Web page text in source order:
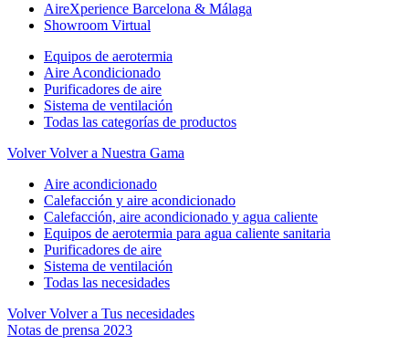
AireXperience Barcelona & Málaga
Showroom Virtual
Equipos de aerotermia
Aire Acondicionado
Purificadores de aire
Sistema de ventilación
Todas las categorías de productos
Volver Volver a Nuestra Gama
Aire acondicionado
Calefacción y aire acondicionado
Calefacción, aire acondicionado y agua caliente
Equipos de aerotermia para agua caliente sanitaria
Purificadores de aire
Sistema de ventilación
Todas las necesidades
Volver Volver a Tus necesidades
Notas de prensa 2023